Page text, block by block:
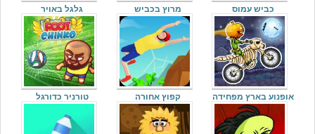
כביש עמוס מרוץ בכביש גלגל באויר
אופנוע בארץ מפחידה קפוץ אחורה טורניר כדורגל